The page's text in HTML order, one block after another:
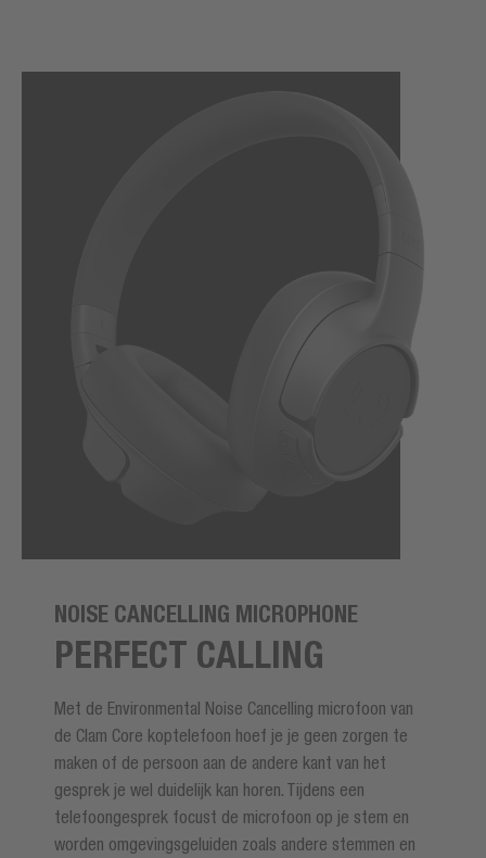
NOISE CANCELLING MICROPHONE
PERFECT CALLING
Met de Environmental Noise Cancelling microfoon van
de Clam Core koptelefoon hoef je je geen zorgen te
maken of de persoon aan de andere kant van het
gesprek je wel duidelijk kan horen. Tijdens een
telefoongesprek focust de microfoon op je stem en
worden omgevingsgeluiden zoals andere stemmen en